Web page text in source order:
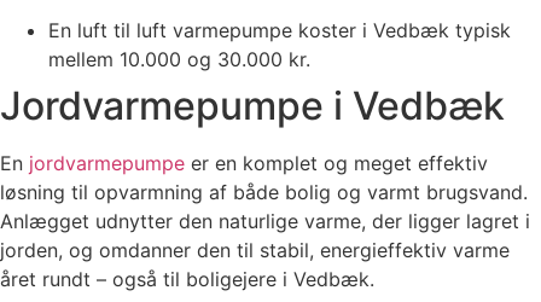
En luft til luft varmepumpe koster i Vedbæk typisk
mellem 10.000 og 30.000 kr.
Jordvarmepumpe i Vedbæk
En jordvarmepumpe er en komplet og meget effektiv
løsning til opvarmning af både bolig og varmt brugsvand.
Anlægget udnytter den naturlige varme, der ligger lagret i
jorden, og omdanner den til stabil, energieffektiv varme
året rundt – også til boligejere i Vedbæk.